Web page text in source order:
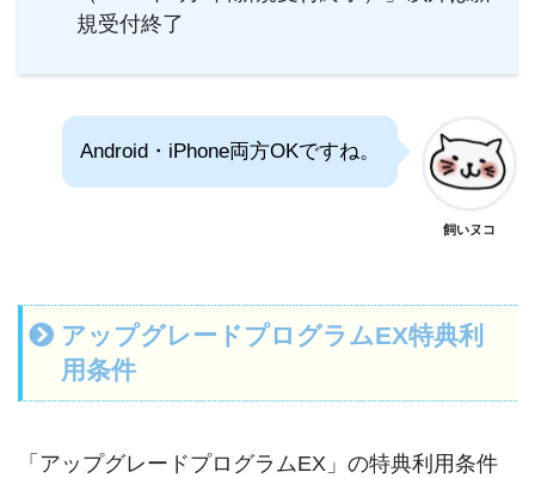
規受付終了
Android・iPhone両方OKですね。
飼いヌコ
アップグレードプログラムEX特典利
用条件
「アップグレードプログラムEX」の特典利用条件